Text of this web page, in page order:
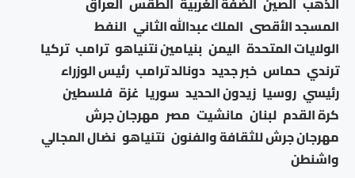
المسجد الأقصى الملك عبدالله الثاني النفط
الولايات المتحدة اليمن بنيامين نتنياهو ترامب تركيا
ترندي حماس خبر جديد دونالد ترامب رئيس الوزراء
رئيسي روسيا زيدون الحديد سوريا غزة فلسطين
كرة القدم لبنان مانشيت مصر مهرجان جرش
مهرجان جرش للثقافة والفنون نتنياهو نضال المجالي
واشنطن